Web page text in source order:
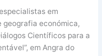
em
geografia económica,
Científicos para a
em Angra do